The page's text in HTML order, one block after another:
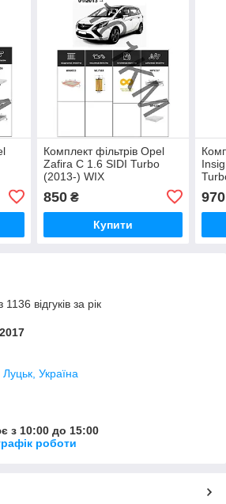
Комплект фільтрів Opel
Zafira C 1.6 SIDI Turbo
(2013-) WIX
850₴
Купити
970
відгуків за рік
Україна
з 10:00 до 15:00
роботи